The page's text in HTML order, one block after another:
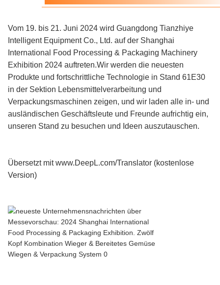
Vom 19. bis 21. Juni 2024 wird Guangdong Tianzhiye
Intelligent Equipment Co., Ltd. auf der Shanghai
International Food Processing & Packaging Machinery
Exhibition 2024 auftreten.Wir werden die neuesten
Produkte und fortschrittliche Technologie in Stand 61E30
in der Sektion Lebensmittelverarbeitung und
Verpackungsmaschinen zeigen, und wir laden alle in- und
ausländischen Geschäftsleute und Freunde aufrichtig ein,
unseren Stand zu besuchen und Ideen auszutauschen.
Übersetzt mit www.DeepL.com/Translator (kostenlose
Version)